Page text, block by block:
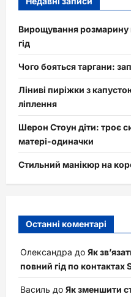
Вирощування розмарину
гід
Чого бояться таргани:
Ліниві пиріжки з
ліплення
Шерон Стоун діти: троє
матері-одиначки
Стильний манікюр на
Останні коментарі
Олександра до Як
повний гід по контактах
Василь до Як зменшити